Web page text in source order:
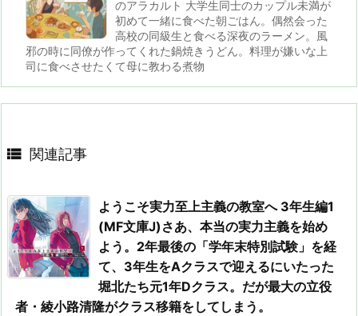
のアラカルト 大学生同士のカップル未満が
初めて一緒に食べた朝ごはん。偶然会った
高校の同級生と食べる深夜のラーメン。風
邪の時に同僚が作ってくれた鍋焼きうどん。料理が嫌いな上
司に食べさせたくて母に教わる煮物
 関連記事
ようこそ実力至上主義の教室へ 3年生編1
(MF文庫J)さあ、本当の実力主義を始め
よう。2年最後の「学年末特別試験」を経
て、3年生をAクラスで迎えるにいたった
堀北たち元1年Dクラス。だが最大の立役
者・綾小路清隆がクラス移籍をしてしまう。